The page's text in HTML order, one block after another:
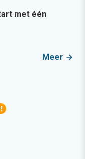
met één
Meer